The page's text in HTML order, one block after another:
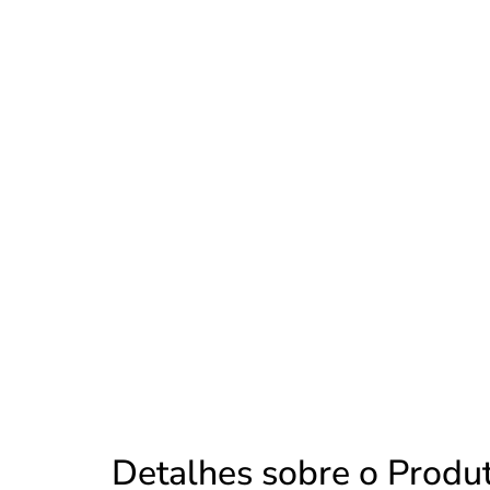
Detalhes sobre o